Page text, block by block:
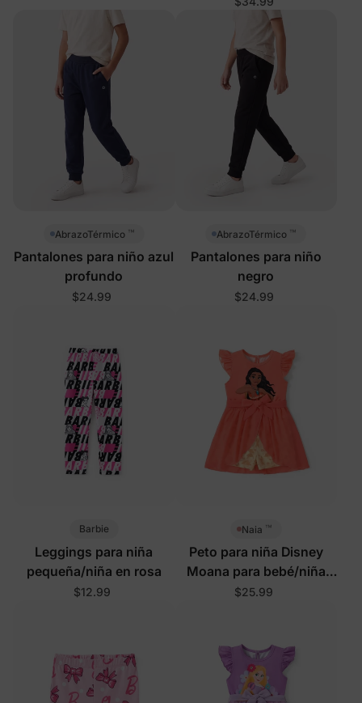
AbrazoTérmico ™
Pantalones para niño azul
profundo
$24.99
AbrazoTérmico ™
Pantalones para niño
negro
$24.99
Barbie
Leggings para niña
pequeña/niña en rosa
$12.99
Naia ™
Peto para niña Disney
Moana para bebé/niña
pequeña
$25.99